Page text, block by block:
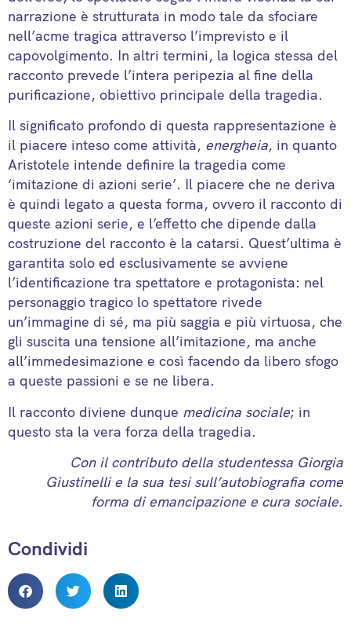
narrazione è strutturata in modo tale da sfociare
nell’acme tragica attraverso l’imprevisto e il
capovolgimento. In altri termini, la logica stessa del
racconto prevede l’intera peripezia al fine della
purificazione, obiettivo principale della tragedia.
Il significato profondo di questa rappresentazione è
il piacere inteso come attività, energheia, in quanto
Aristotele intende definire la tragedia come
‘imitazione di azioni serie’. Il piacere che ne deriva
è quindi legato a questa forma, ovvero il racconto di
queste azioni serie, e l’effetto che dipende dalla
costruzione del racconto è la catarsi. Quest’ultima è
garantita solo ed esclusivamente se avviene
l’identificazione tra spettatore e protagonista: nel
personaggio tragico lo spettatore rivede
un’immagine di sé, ma più saggia e più virtuosa, che
gli suscita una tensione all’imitazione, ma anche
all’immedesimazione e così facendo da libero sfogo
a queste passioni e se ne libera.
Il racconto diviene dunque medicina sociale; in
questo sta la vera forza della tragedia.
Con il contributo della studentessa Giorgia
Giustinelli e la sua tesi sull’autobiografia come
forma di emancipazione e cura sociale.
Condividi